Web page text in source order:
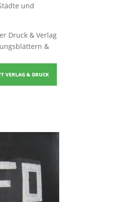
und
Druck & Verlag
&
VERLAG & DRUCK